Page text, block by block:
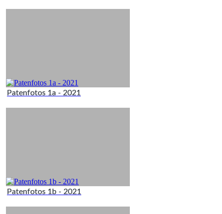
Patenfotos 1a - 2021
Patenfotos 1b - 2021